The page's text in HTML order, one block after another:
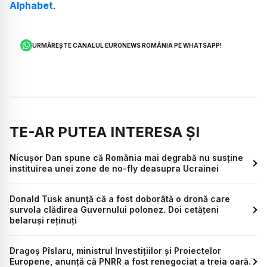
Alphabet.
URMĂREȘTE CANALUL EURONEWS ROMÂNIA PE WHATSAPP!
TE-AR PUTEA INTERESA ȘI
Nicușor Dan spune că România mai degrabă nu susține
instituirea unei zone de no-fly deasupra Ucrainei
Donald Tusk anunță că a fost doborâtă o dronă care
survola clădirea Guvernului polonez. Doi cetățeni
belaruși reținuți
Dragoș Pîslaru, ministrul Investițiilor și Proiectelor
Europene, anunță că PNRR a fost renegociat a treia oară.